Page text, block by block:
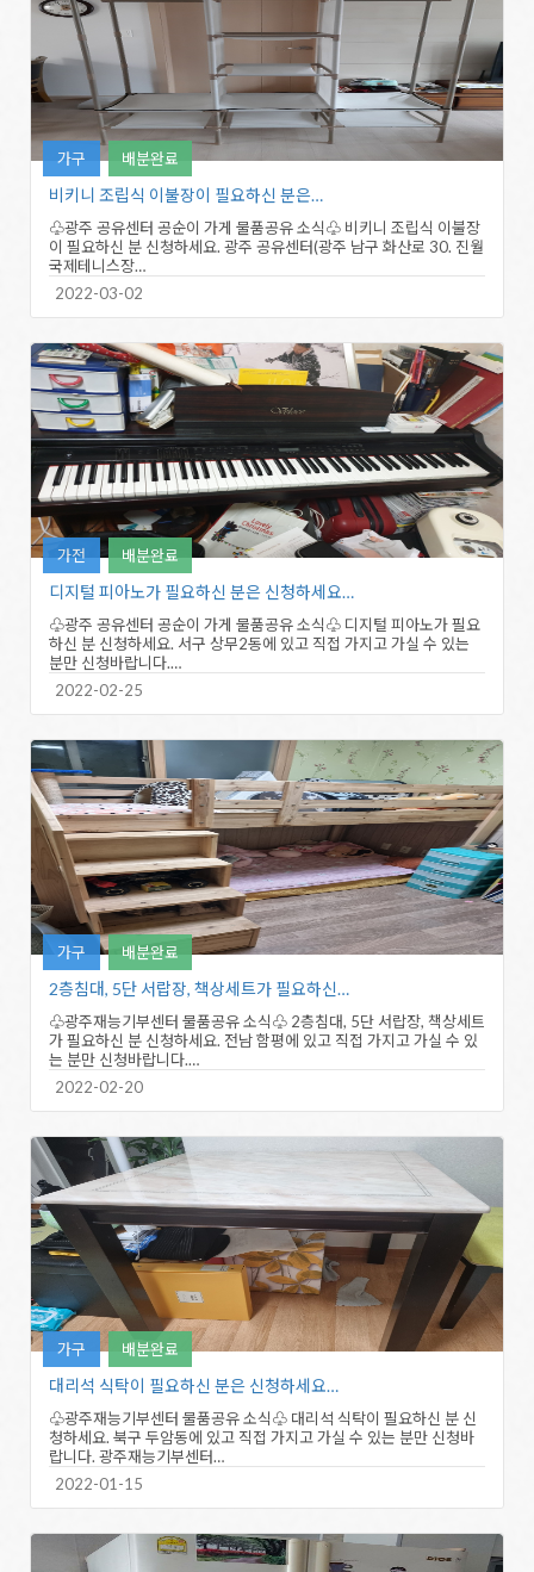
가구 배분완료
비키니 조립식 이불장이 필요하신 분은…
♧광주 공유센터 공순이 가게 물품공유 소식♧ 비키니 조립식 이불장
이 필요하신 분 신청하세요. 광주 공유센터(광주 남구 화산로 30. 진월
국제테니스장…
2022-03-02
가전 배분완료
디지털 피아노가 필요하신 분은 신청하세요…
♧광주 공유센터 공순이 가게 물품공유 소식♧ 디지털 피아노가 필요
하신 분 신청하세요. 서구 상무2동에 있고 직접 가지고 가실 수 있는
분만 신청바랍니다.…
2022-02-25
가구 배분완료
2층침대, 5단 서랍장, 책상세트가 필요하신…
♧광주재능기부센터 물품공유 소식♧ 2층침대, 5단 서랍장, 책상세트
가 필요하신 분 신청하세요. 전남 함평에 있고 직접 가지고 가실 수 있
는 분만 신청바랍니다.…
2022-02-20
가구 배분완료
대리석 식탁이 필요하신 분은 신청하세요…
♧광주재능기부센터 물품공유 소식♧ 대리석 식탁이 필요하신 분 신
청하세요. 북구 두암동에 있고 직접 가지고 가실 수 있는 분만 신청바
랍니다. 광주재능기부센터…
2022-01-15